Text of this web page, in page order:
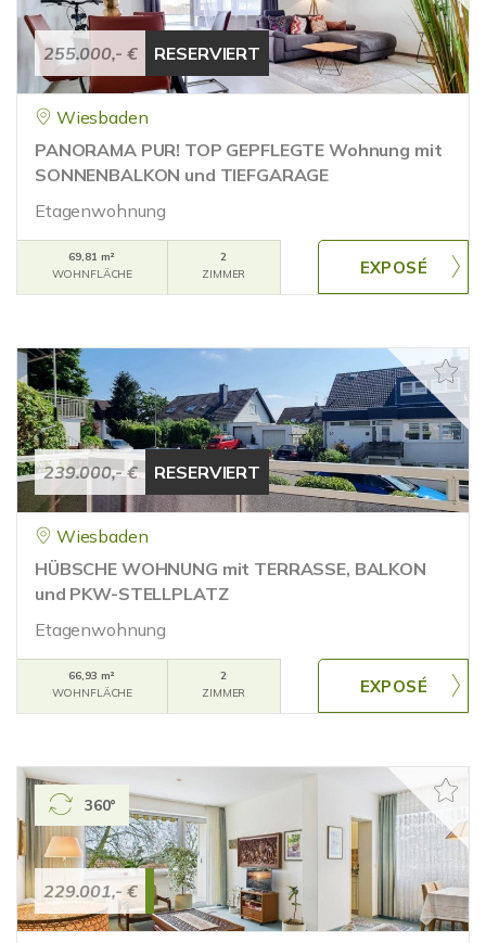
255.000,- € RESERVIERT
Wiesbaden
PANORAMA PUR! TOP GEPFLEGTE Wohnung mit
SONNENBALKON und TIEFGARAGE
Etagenwohnung
69,81 m²
WOHNFLÄCHE
2
ZIMMER
239.000,- € RESERVIERT
Wiesbaden
HÜBSCHE WOHNUNG mit TERRASSE, BALKON
und PKW-STELLPLATZ
Etagenwohnung
66,93 m²
WOHNFLÄCHE
2
ZIMMER
229.001,- €
360°